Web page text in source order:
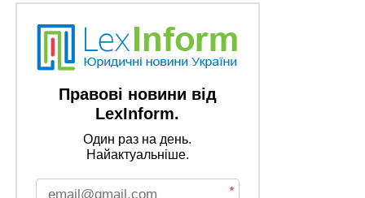
Правові новини від
LexInform.
Один раз на день.
Найактуальніше.
*